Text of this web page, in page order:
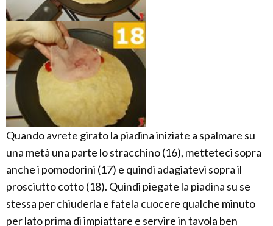
Quando avrete girato la piadina iniziate a spalmare su
una metà una parte lo stracchino (16), metteteci sopra
anche i pomodorini (17) e quindi adagiatevi sopra il
prosciutto cotto (18). Quindi piegate la piadina su se
stessa per chiuderla e fatela cuocere qualche minuto
per lato prima di impiattare e servire in tavola ben